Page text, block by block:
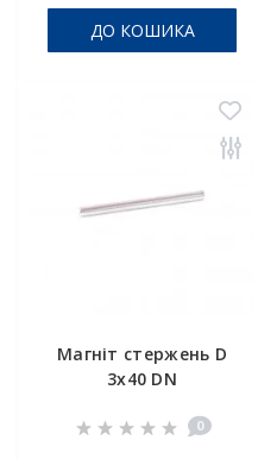
ДО КОШИКА
Магніт стержень D
3x40 DN
0